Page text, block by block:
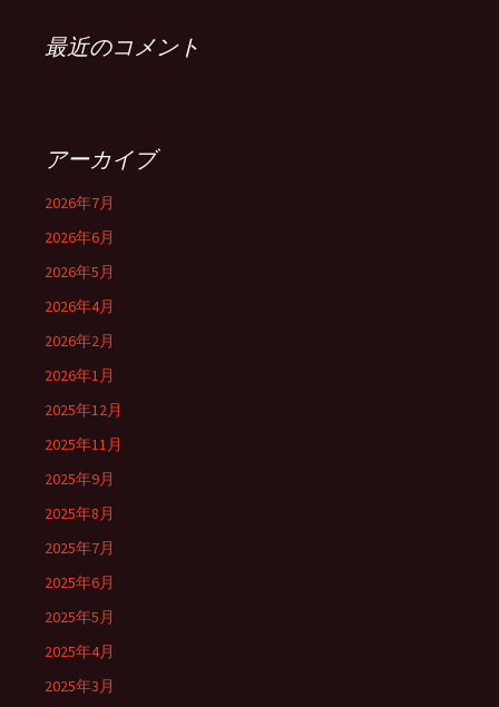
最近のコメント
アーカイブ
2026年7月
2026年6月
2026年5月
2026年4月
2026年2月
2026年1月
2025年12月
2025年11月
2025年9月
2025年8月
2025年7月
2025年6月
2025年5月
2025年4月
2025年3月